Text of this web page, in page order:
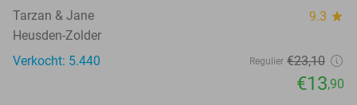
Tarzan & Jane 9.3 star
Heusden-Zolder
Verkocht: 5.440
Regulier €23,10
€13,90